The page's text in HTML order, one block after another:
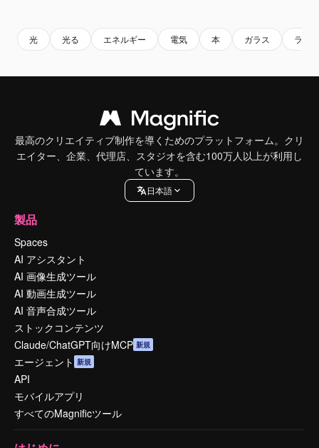
光 光る エネルギー 電気 本 ガラス ランプ
最高のクリエイティブ制作を導くためのプラットフォーム。クリ
エイター、企業、代理店、スタジオを含む100万人以上が利用し
ています。
日本語
製品
Spaces
AI アシスタント
AI 画像生成ツール
AI 動画生成ツール
AI 音声合成ツール
ストックコンテンツ
Claude/ChatGPT向けMCP 新規
エージェント 新規
API
モバイルアプリ
すべてのMagnificツール